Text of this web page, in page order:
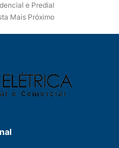
e Predial
Mais Próximo
Eletricos